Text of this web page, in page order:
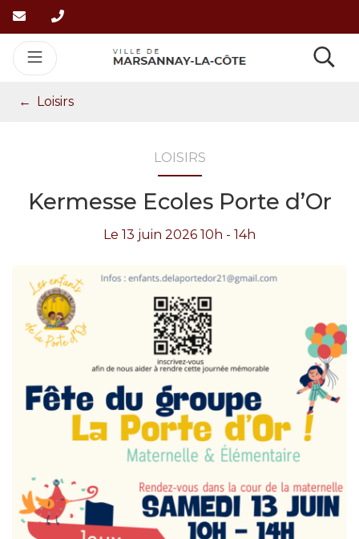
Aller
au
contenu
Loisirs
LOISIRS
Kermesse Ecoles Porte d’Or
Le 13 juin 2026 10h - 14h